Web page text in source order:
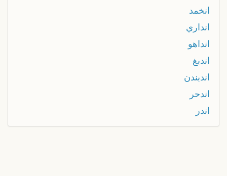
انخمد
انداري
انداهو
اندبغ
اندبندن
اندحر
اندر